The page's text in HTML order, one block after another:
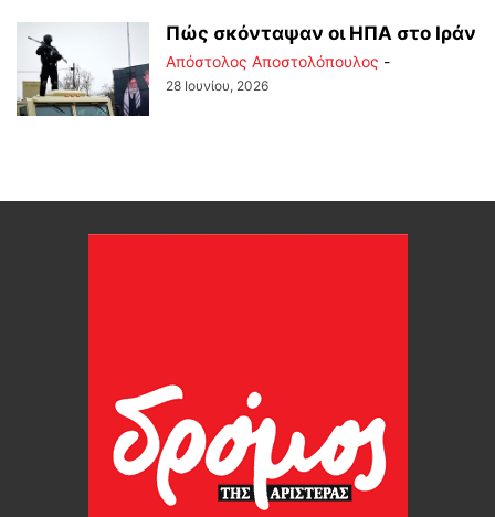
Πώς σκόνταψαν οι ΗΠΑ στο Ιράν
Απόστολος Αποστολόπουλος -
28 Ιουνίου, 2026